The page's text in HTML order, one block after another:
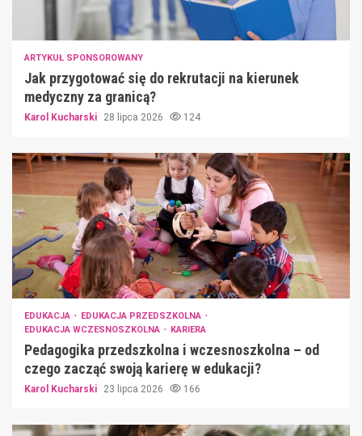
ARTYKUŁ SPONSOROWANY
Jak przygotować się do rekrutacji na kierunek
medyczny za granicą?
Karol Kucharski 28 lipca 2026 124
EDUKACJA
EDUKACJA PRZEDSZKOLNA
EDUKACJA WCZESNOSZKOLNA
KARIERA
Pedagogika przedszkolna i wczesnoszkolna – od
czego zacząć swoją karierę w edukacji?
Karol Kucharski 23 lipca 2026 166